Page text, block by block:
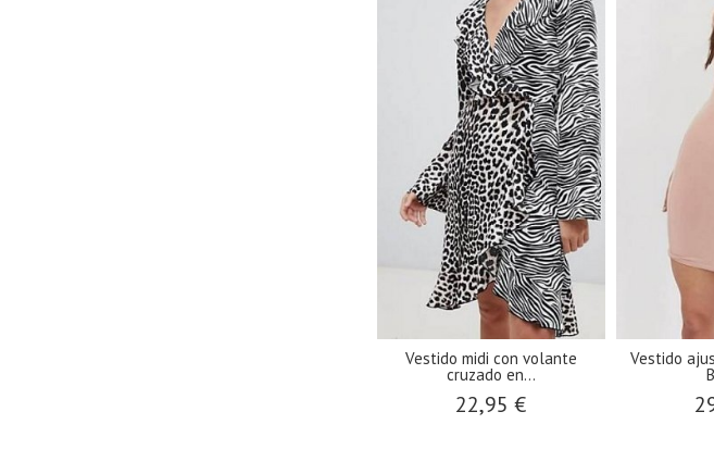
Vestido midi con volante
cruzado en...
22,95 €
Vestido